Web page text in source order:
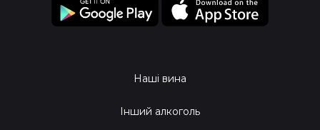
Наші вина
Інший алкоголь